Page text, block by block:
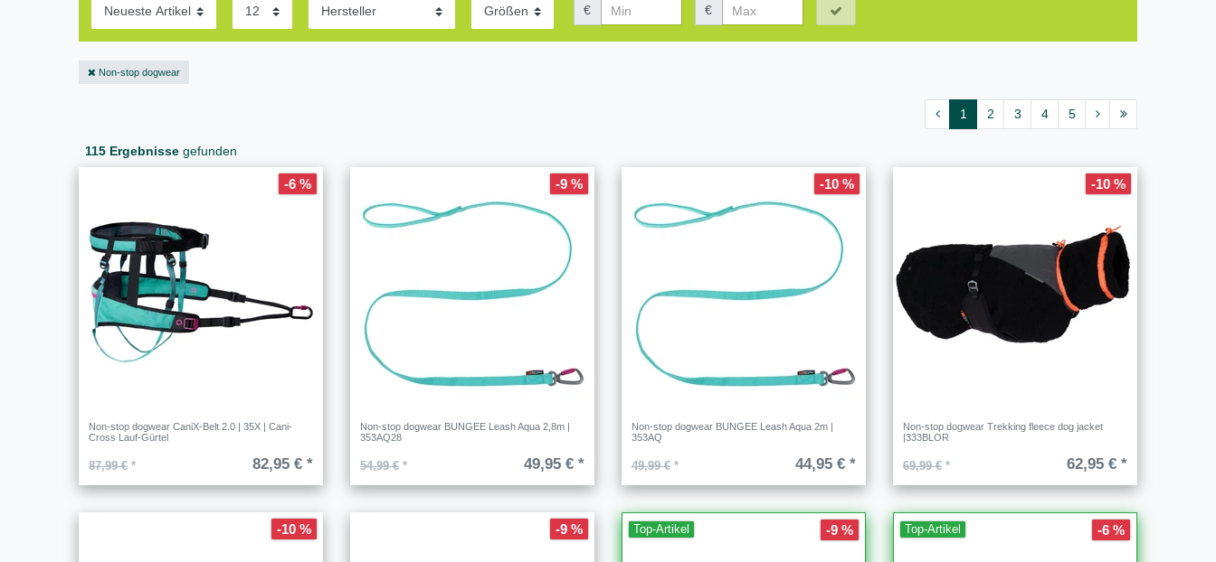
€ €
Non-stop dogwear
1 2 3 4 5
115 Ergebnisse gefunden
-6 %
Non-stop dogwear CaniX-Belt 2.0 | 35X | Cani-
Cross Lauf-Gürtel
87,99 € * 82,95 € *
-9 %
Non-stop dogwear BUNGEE Leash Aqua 2,8m |
353AQ28
54,99 € * 49,95 € *
-10 %
Non-stop dogwear BUNGEE Leash Aqua 2m |
353AQ
49,99 € * 44,95 € *
-10 %
Non-stop dogwear Trekking fleece dog jacket
|333BLOR
69,99 € * 62,95 € *
-10 % -9 % -9 %
Top-Artikel -6 %
Top-Artikel